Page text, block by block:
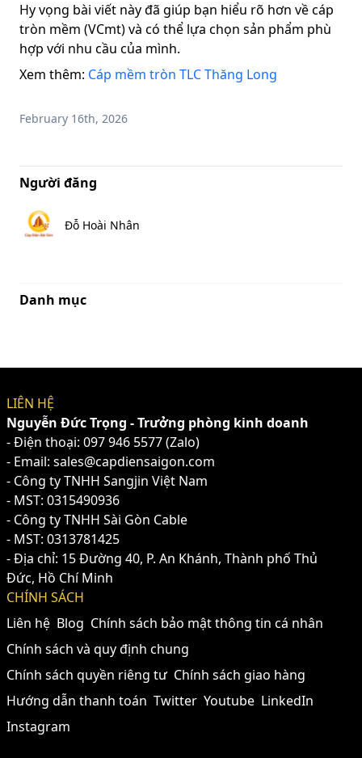
Hy vọng bài viết này đã giúp bạn hiểu rõ hơn về cáp
tròn mềm (VCmt) và có thể lựa chọn sản phẩm phù
hợp với nhu cầu của mình.
Xem thêm: Cáp mềm tròn TLC Thăng Long
February 16th, 2026
Người đăng
Đỗ Hoài Nhân
Danh mục
LIÊN HỆ
Nguyễn Đức Trọng - Trưởng phòng kinh doanh
- Điện thoại: 097 946 5577(Zalo)
- Email: sales@capdiensaigon.com
- Công ty TNHH Sangjin Việt Nam
- MST: 0315490936
- Công ty TNHH Sài Gòn Cable
- MST: 0313781425
- Địa chỉ: 15 Đường 40, P. An Khánh, Thành phố Thủ
Đức, Hồ Chí Minh
CHÍNH SÁCH
Liên hệ Blog Chính sách bảo mật thông tin cá nhân
Chính sách và quy định chung
Chính sách quyền riêng tư Chính sách giao hàng
Hướng dẫn thanh toán Twitter Youtube LinkedIn
Instagram